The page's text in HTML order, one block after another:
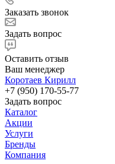
Заказать звонок
Задать вопрос
Оставить отзыв
Ваш менеджер
Коротаев Кирилл
+7 (950) 170-55-77
Задать вопрос
Каталог
Акции
Услуги
Бренды
Компания